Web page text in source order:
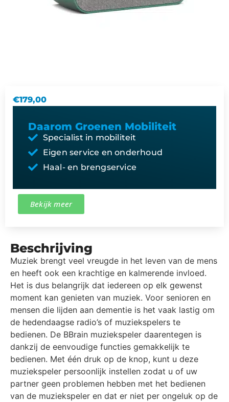
€179,00
Daarom Groenen Mobiliteit
Specialist in mobiliteit
Eigen service en onderhoud
Haal- en brengservice
Bekijk meer
Beschrijving
Muziek brengt veel vreugde in het leven van de mens
en heeft ook een krachtige en kalmerende invloed.
Het is dus belangrijk dat iedereen op elk gewenst
moment kan genieten van muziek. Voor senioren en
mensen die lijden aan dementie is het vaak lastig om
de hedendaagse radio’s of muziekspelers te
bedienen. De BBrain muziekspeler daarentegen is
dankzij de eenvoudige functies gemakkelijk te
bedienen. Met één druk op de knop, kunt u deze
muziekspeler persoonlijk instellen zodat u of uw
partner geen problemen hebben met het bedienen
van de muziekspeler en dat er niet per ongeluk op de